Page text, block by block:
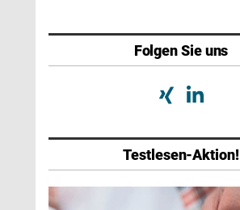
Folgen Sie uns
Testlesen-Aktion!